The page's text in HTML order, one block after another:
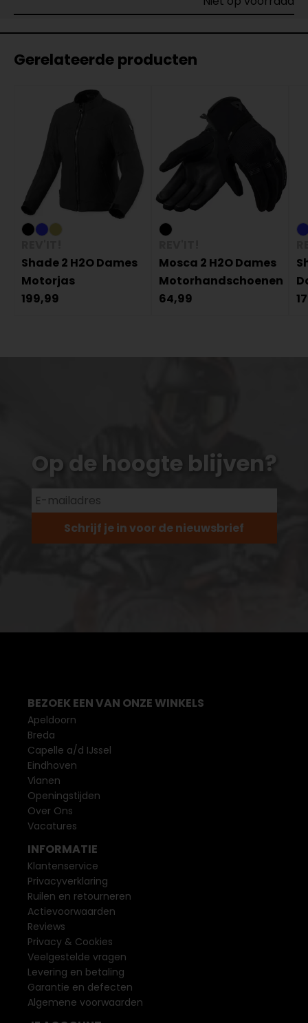
Gerelateerde producten
Shade 2 H2O Dames
Motorjas
199,99
Mosca 2 H2O Dames
Motorhandschoenen
64,99
Op de hoogte blijven?
Schrijf je in voor de nieuwsbrief
BEZOEK EEN VAN ONZE WINKELS
Apeldoorn
Breda
Capelle a/d IJssel
Eindhoven
Vianen
Openingstijden
Over Ons
Vacatures
INFORMATIE
Klantenservice
Privacyverklaring
Ruilen en retourneren
Actievoorwaarden
Reviews
Privacy & Cookies
Veelgestelde vragen
Levering en betaling
Garantie en defecten
Algemene voorwaarden